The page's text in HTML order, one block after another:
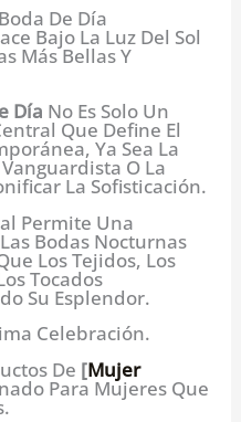
De Día
Bajo La Luz Del Sol
Más Bellas Y
Día No Es Solo Un
Que Define El
Ya Sea La
O La
La Sofisticación.
Permite Una
Bodas Nocturnas
Los Tejidos, Los
Tocados
Su Esplendor.
Celebración.
De [Mujer
Para Mujeres Que